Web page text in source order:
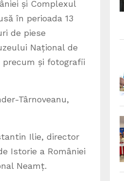
și Complexul
în perioada 13
de piese
Național de
precum și fotografii
Târnoveanu,
Ilie, director
Istorie a României
Neamț.